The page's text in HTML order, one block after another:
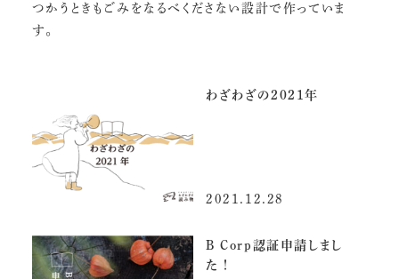
つかうときもごみをなるべくださない設計で作っていま
す。
わざわざの2021年
2021.12.28
B Corp認証申請しまし
た！